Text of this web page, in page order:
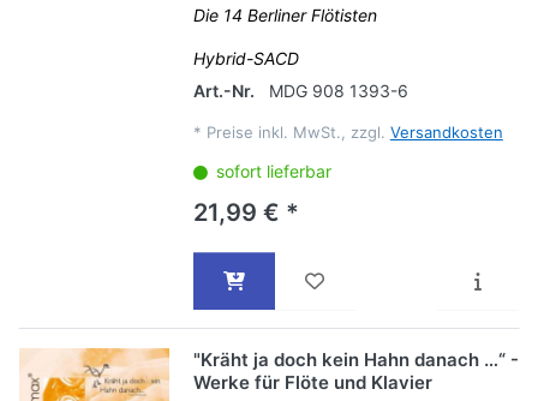
Die 14 Berliner Flötisten
Hybrid-SACD
Art.-Nr.
MDG 908 1393-6
* Preise inkl. MwSt., zzgl. Versandkosten
sofort lieferbar
21,99 € *
"Kräht ja doch kein Hahn danach …“ -
Werke für Flöte und Klavier